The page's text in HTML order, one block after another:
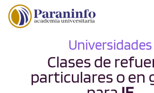
Universidades
Clases de
particulares o en